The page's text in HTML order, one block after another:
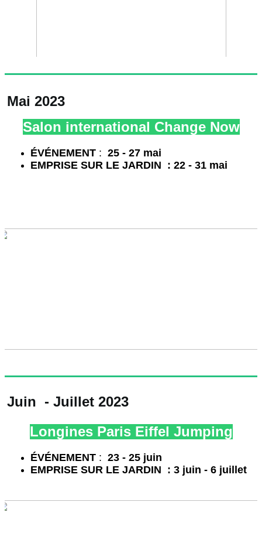
Mai 2023
Salon international Change Now
ÉVÉNEMENT : 25 - 27 mai
EMPRISE SUR LE JARDIN : 22 - 31 mai
Juin - Juillet 2023
Longines Paris Eiffel Jumping
ÉVÉNEMENT : 23 - 25 juin
EMPRISE SUR LE JARDIN : 3 juin - 6 juillet